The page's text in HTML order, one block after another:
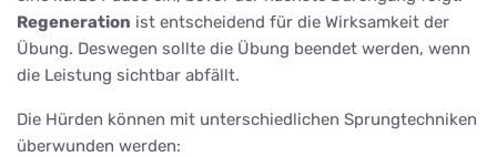
Regeneration ist entscheidend für die Wirksamkeit der
Übung. Deswegen sollte die Übung beendet werden, wenn
die Leistung sichtbar abfällt.
Die Hürden können mit unterschiedlichen Sprungtechniken
überwunden werden: